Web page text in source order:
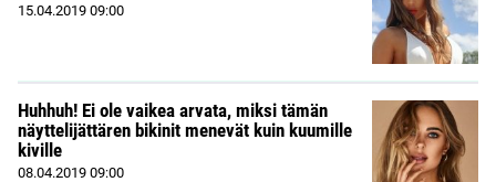
15.04.2019 09:00
Huhhuh! Ei ole vaikea arvata, miksi tämän
näyttelijättären bikinit menevät kuin kuumille
kiville
08.04.2019 09:00